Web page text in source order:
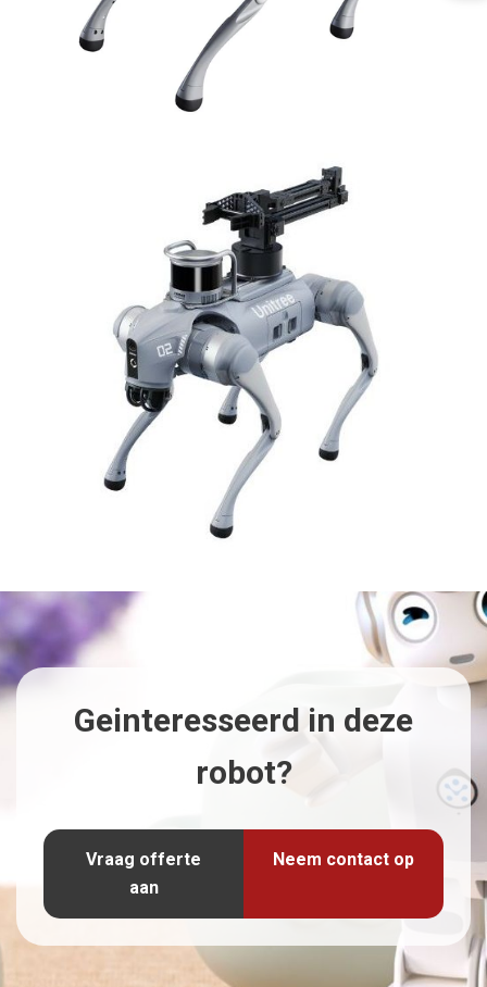
Geinteresseerd in deze
robot?
Vraag offerte
aan
Neem contact op